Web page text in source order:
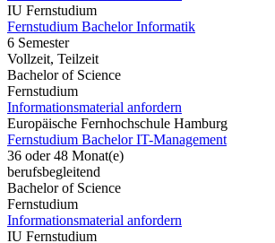
IU Fernstudium
Fernstudium Bachelor Informatik
6 Semester
Vollzeit, Teilzeit
Bachelor of Science
Fernstudium
Informationsmaterial anfordern
Europäische Fernhochschule Hamburg
Fernstudium Bachelor IT-Management
36 oder 48 Monat(e)
berufsbegleitend
Bachelor of Science
Fernstudium
Informationsmaterial anfordern
IU Fernstudium